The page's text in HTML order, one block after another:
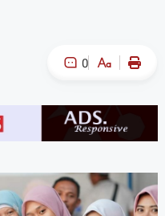
0
A- A+